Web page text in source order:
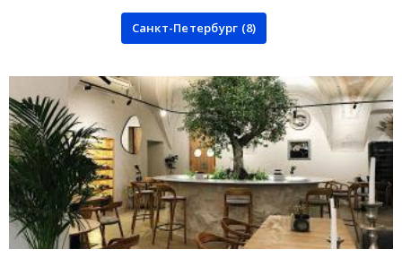
Санкт-Петербург (8)